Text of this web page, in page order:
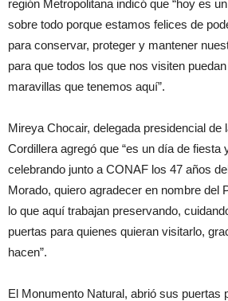
región Metropolitana indicó que “hoy es
sobre todo porque estamos felices de
para conservar, proteger y mantener
para que todos los que nos visiten
maravillas que tenemos aquí”.
Mireya Chocair, delegada presidencial de
Cordillera agregó que “es un día de fiesta
celebrando junto a CONAF los 47 años
Morado, quiero agradecer en nombre del
lo que aquí trabajan preservando,
puertas para quienes quieran visitarlo,
hacen”.
El Monumento Natural, abrió sus puertas